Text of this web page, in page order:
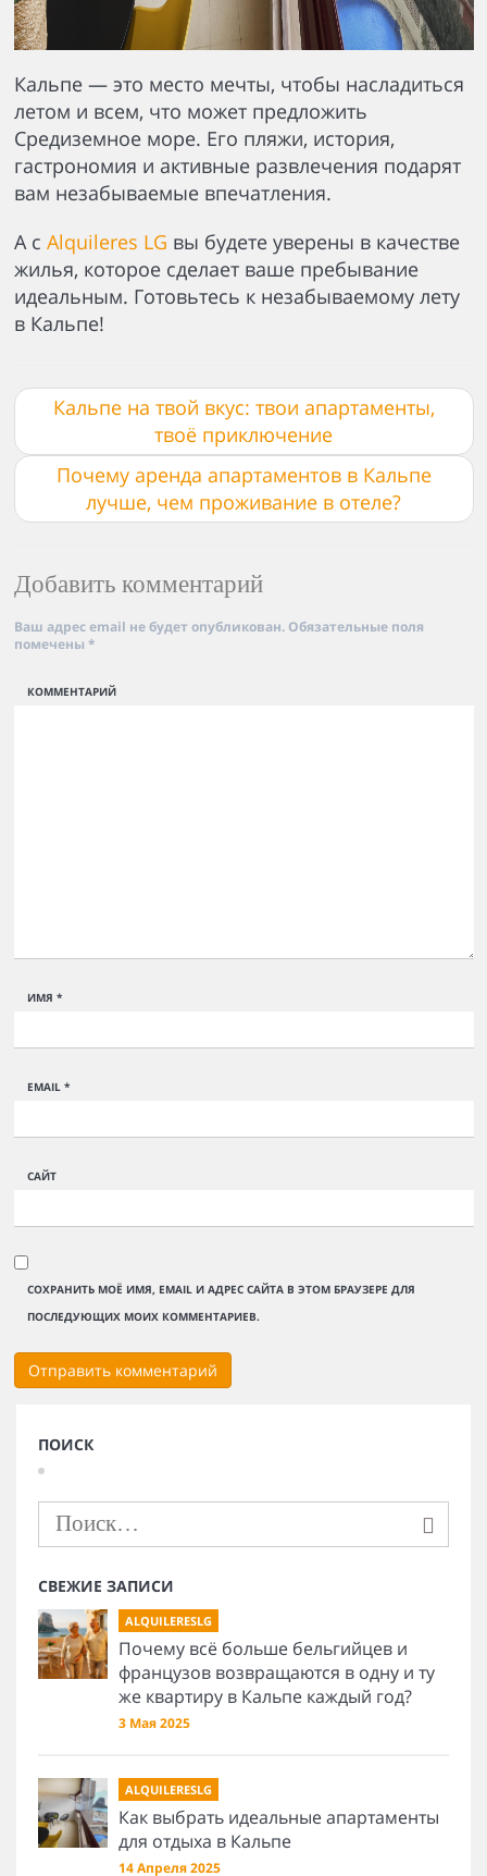
Кальпе — это место мечты, чтобы насладиться
летом и всем, что может предложить
Средиземное море. Его пляжи, история,
гастрономия и активные развлечения подарят
вам незабываемые впечатления.
А с Alquileres LG вы будете уверены в качестве
жилья, которое сделает ваше пребывание
идеальным. Готовьтесь к незабываемому лету
в Кальпе!
Кальпе на твой вкус: твои апартаменты,
твоё приключение
Почему аренда апартаментов в Кальпе
лучше, чем проживание в отеле?
Добавить комментарий
Ваш адрес email не будет опубликован.Обязательные поля
помечены *
КОММЕНТАРИЙ
ИМЯ *
EMAIL *
САЙТ
СОХРАНИТЬ МОЁ ИМЯ, EMAIL И АДРЕС САЙТА В ЭТОМ БРАУЗЕРЕ ДЛЯ
ПОСЛЕДУЮЩИХ МОИХ КОММЕНТАРИЕВ.
ПОИСК
СВЕЖИЕ ЗАПИСИ
ALQUILERESLG
Почему всё больше бельгийцев и
французов возвращаются в одну и ту
же квартиру в Кальпе каждый год?
3 Мая 2025
ALQUILERESLG
Как выбрать идеальные апартаменты
для отдыха в Кальпе
14 Апреля 2025